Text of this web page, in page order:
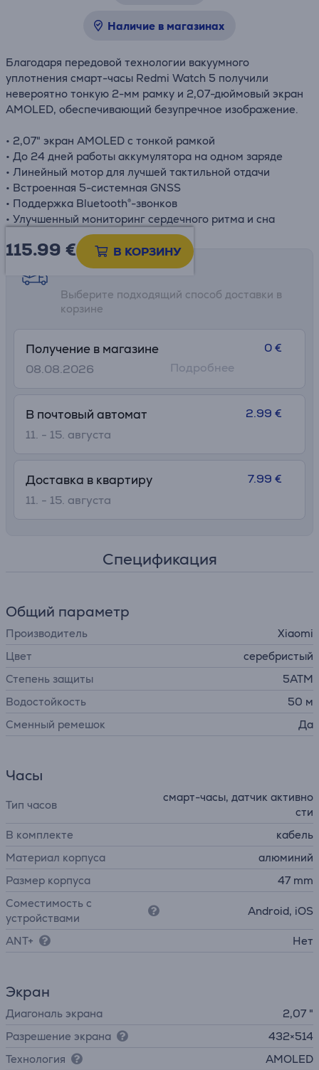
Наличие в магазинах
Благодаря передовой технологии вакуумного
уплотнения смарт-часы Redmi Watch 5 получили
невероятно тонкую 2-мм рамку и 2,07-дюймовый экран
AMOLED, обеспечивающий безупречное изображение.
• 2,07" экран AMOLED с тонкой рамкой
• До 24 дней работы аккумулятора на одном заряде
• Линейный мотор для лучшей тактильной отдачи
• Встроенная 5-системная GNSS
• Поддержка Bluetooth®-звонков
• Улучшенный мониторинг сердечного ритма и сна
115.99 € В КОРЗИНУ
Возможности доставки
Выберите подходящий способ доставки в
корзине
Получение в магазине
08.08.2026
0 €
Подробнее
В почтовый автомат
11. - 15. августа
2.99 €
Доставка в квартиру
11. - 15. августа
7.99 €
Спецификация
Общий параметр
Производитель
Xiaomi
Цвет
серебристый
Степень защиты
5ATM
Водостойкость
50 м
Сменный ремешок
Да
Часы
Тип часов
смарт-часы, датчик активно
сти
В комплекте
кабель
Материал корпуса
алюминий
Размер корпуса
47 mm
Соместимость с
устройствами
Android, iOS
ANT+ Нет
Экран
Диагональ экрана
2,07 "
Разрешение экрана
432×514
Технология
AMOLED